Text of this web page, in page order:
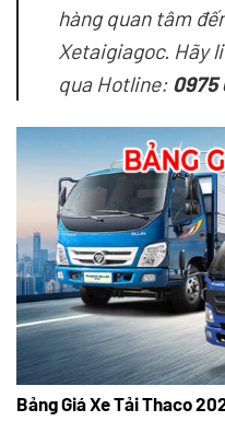
hàng quan tâm
Xetaigiagoc. Hãy
qua Hotline: 0975
Bảng Giá Xe Tải Thaco